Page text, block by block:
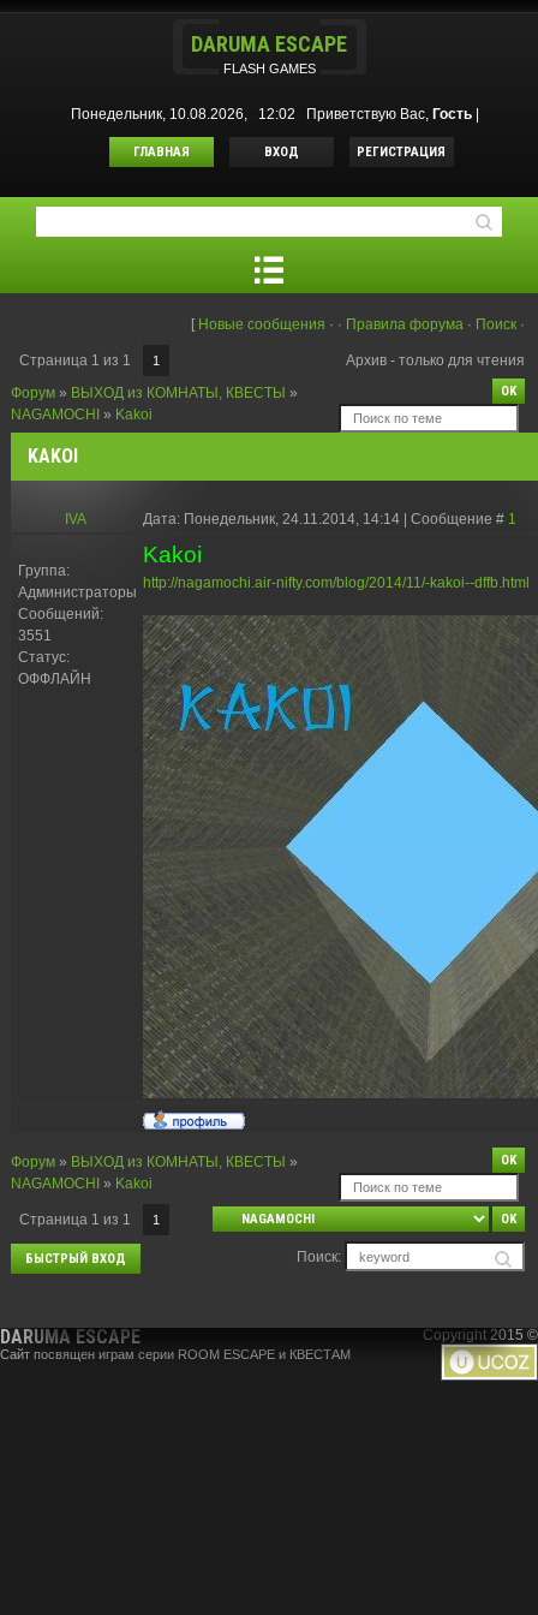
DARUMA ESCAPE
FLASH GAMES
Понедельник, 10.08.2026, 12:02 Приветствую Вас, Гость
ГЛАВНАЯ ВХОД РЕГИСТРАЦИЯ
[ Новые сообщения · · Правила форума · Поиск ·
Страница 1 из 1 1
Архив - только для чтения
Форум » ВЫХОД из КОМНАТЫ, КВЕСТЫ »
NAGAMOCHI » Kakoi
KAKOI
IVA Дата: Понедельник, 24.11.2014, 14:14 | Сообщение # 1
Группа:
Администраторы
Сообщений:
3551
Статус:
ОФФЛАЙН
Kakoi
http://nagamochi.air-nifty.com/blog/2014/11/-kakoi--dffb.html
Форум » ВЫХОД из КОМНАТЫ, КВЕСТЫ »
NAGAMOCHI » Kakoi
Страница 1 из 1 1
Поиск:
DARUMA ESCAPE
Сайт посвящен играм серии ROOM ESCAPE и КВЕСТАМ
Copyright 2015 ©